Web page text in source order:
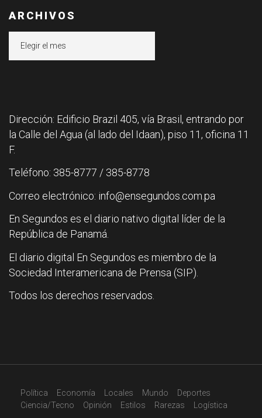
ARCHIVOS
Dirección: Edificio Brazil 405, vía Brasil, entrando por
la Calle del Agua (al lado del Idaan), piso 11, oficina 11
F.
Teléfono: 385-8777 / 385-8778
Correo electrónico: info@ensegundos.com.pa
En Segundos es el diario nativo digital líder de la
República de Panamá.
El diario digital En Segundos es miembro de la
Sociedad Interamericana de Prensa (SIP).
Todos los derechos reservados.
Política Economía Locales Mundo
Deportes
Ciencia/Tecno
Opinión Estilos Rarezas Logística